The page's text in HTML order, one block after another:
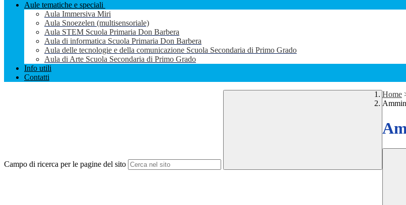
Aule tematiche e speciali
Aula Immersiva Miri
Aula Snoezelen (multisensoriale)
Aula STEM Scuola Primaria Don Barbera
Aula di informatica Scuola Primaria Don Barbera
Aula delle tecnologie e della comunicazione Scuola Secondaria di Primo Grado
Aula di Arte Scuola Secondaria di Primo Grado
Info utili
Contatti
Campo di ricerca per le pagine del sito
Home